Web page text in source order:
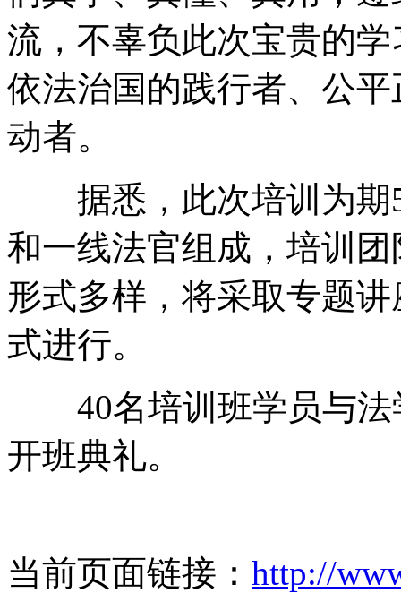
流，不辜负此次宝贵的
依法治国的践行者、公
动者。
据悉，此次培训为期
和一线法官组成，培训
形式多样，将采取专题
式进行。
40名培训班学员与法
开班典礼。
当前页面链接： http://